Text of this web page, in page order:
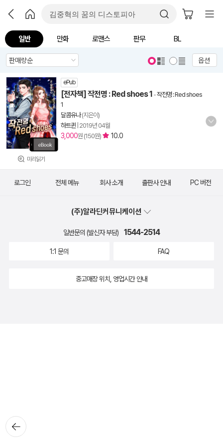
일반 만화 로맨스 판무 BL
옵션
미리읽기
ePub
[전자책] 작전명 : Red shoes 1 -작전명 : Red shoes
1
달콤유나(지은이)
하트퀸 2019년 04월
3,000원 (150원) 10.0
뒤로가
기
로그인 전체 메뉴 회사 소개 출판사 안내 PC 버전
(주)알라딘커뮤니케이션
일반문의 (발신자 부담) 1544-2514
1:1 문의 FAQ
중고매장 위치, 영업시간 안내